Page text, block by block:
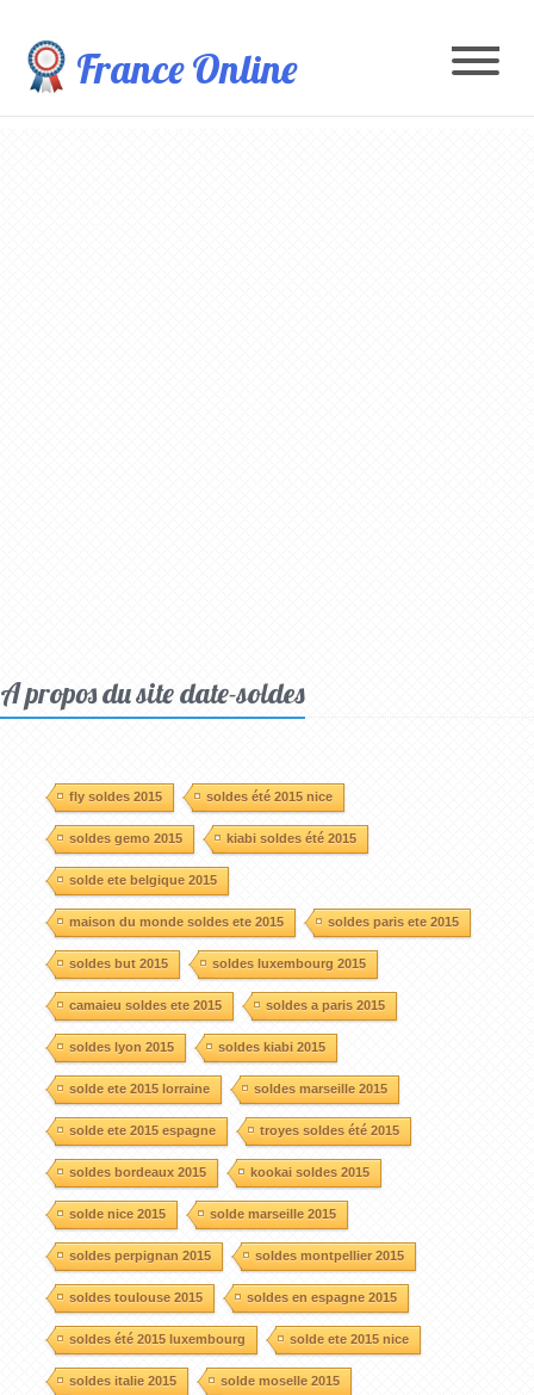
France Online
A propos du site date-soldes
fly soldes 2015 soldes été 2015 nice
soldes gemo 2015 kiabi soldes été 2015
solde ete belgique 2015
maison du monde soldes ete 2015 soldes paris ete 2015
soldes but 2015 soldes luxembourg 2015
camaieu soldes ete 2015 soldes a paris 2015
soldes lyon 2015 soldes kiabi 2015
solde ete 2015 lorraine soldes marseille 2015
solde ete 2015 espagne troyes soldes été 2015
soldes bordeaux 2015 kookai soldes 2015
solde nice 2015 solde marseille 2015
soldes perpignan 2015 soldes montpellier 2015
soldes toulouse 2015 soldes en espagne 2015
soldes été 2015 luxembourg solde ete 2015 nice
soldes italie 2015 solde moselle 2015